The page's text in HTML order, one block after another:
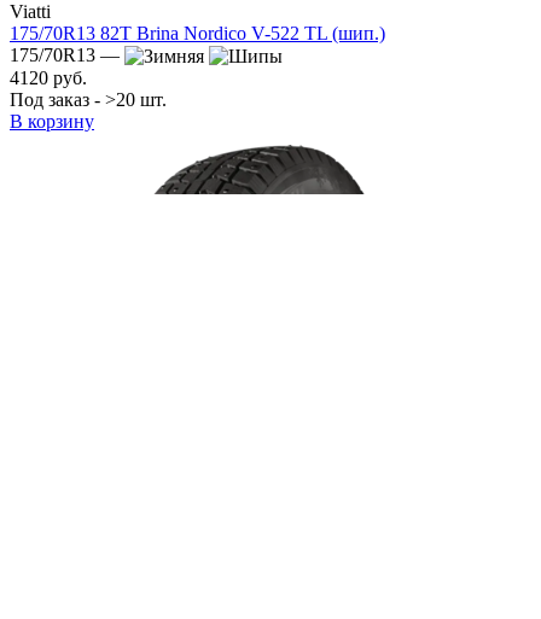
Viatti
175/70R13 82T Brina Nordico V-522 TL (шип.)
175/70R13 —
4120 руб.
Под заказ - >20 шт.
В корзину